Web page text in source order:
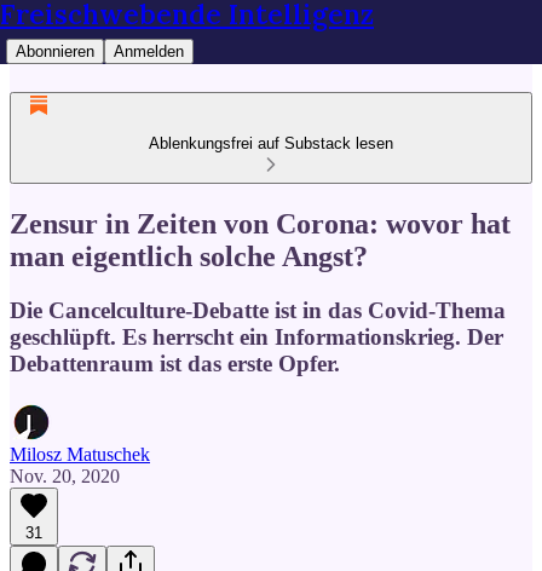
Freischwebende Intelligenz
Abonnieren Anmelden
Ablenkungsfrei auf Substack lesen
Zensur in Zeiten von Corona: wovor hat
man eigentlich solche Angst?
Die Cancelculture-Debatte ist in das Covid-Thema
geschlüpft. Es herrscht ein Informationskrieg. Der
Debattenraum ist das erste Opfer.
Milosz Matuschek
Nov. 20, 2020
31